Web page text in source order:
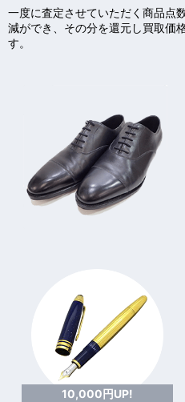
一度に査定させていただく商品点
減ができ、 その分を還元し買取価
す。
10,000円UP!